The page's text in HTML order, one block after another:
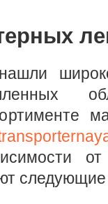
следующие